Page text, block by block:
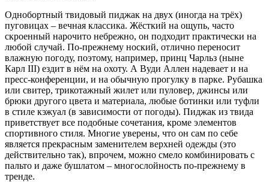
Однобортный твидовый пиджак на двух (иногда на трёх)
пуговицах – вечная классика. Жёсткий на ощупь, часто
скроенный нарочито небрежно, он подходит практически на
любой случай. По-прежнему ноский, отлично переносит
влажную погоду, поэтому, например, принц Чарльз (ныне
Карл III) ездит в нём на охоту. А Вуди Аллен надевает и на
пресс-конференции, и на обычную прогулку в парке. Рубашка
или свитер, трикотажный жилет или пуловер, джинсы или
брюки другого цвета и материала, любые ботинки или туфли
в стиле кэжуал (в зависимости от погоды). Пиджак из твида
приветствует все подобные сочетания, кроме элементов
спортивного стиля. Многие уверены, что он сам по себе
является прекрасным заменителем верхней одежды (это
действительно так), впрочем, можно смело комбинировать с
пальто и даже бушлатом – многослойность по-прежнему в
тренде.